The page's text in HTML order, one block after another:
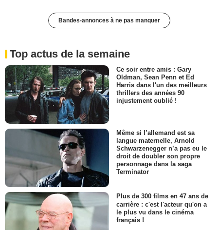
Bandes-annonces à ne pas manquer
Top actus de la semaine
Ce soir entre amis : Gary
Oldman, Sean Penn et Ed
Harris dans l'un des meilleurs
thrillers des années 90
injustement oublié !
Même si l’allemand est sa
langue maternelle, Arnold
Schwarzenegger n’a pas eu le
droit de doubler son propre
personnage dans la saga
Terminator
Plus de 300 films en 47 ans de
carrière : c'est l'acteur qu'on a
le plus vu dans le cinéma
français !